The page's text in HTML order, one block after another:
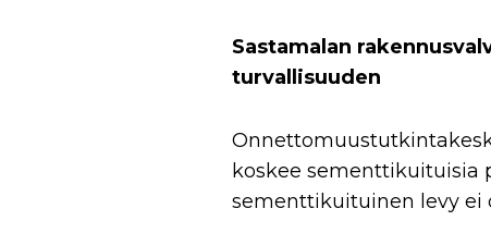
Sastamalan
turvallisuuden
koskee sementtikuituisia
sementtikuituinen levy ei